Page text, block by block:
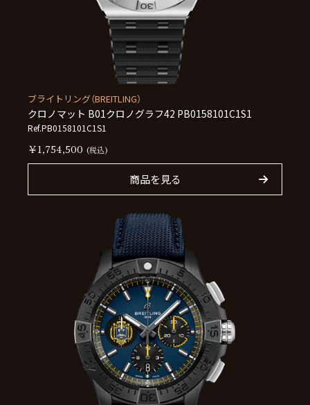
ブライトリング（BREITLING）
クロノマット B01クロノグラフ42 PB0158101C1S1
Ref.PB0158101C1S1
￥1,754,500 (税込)
商品を見る